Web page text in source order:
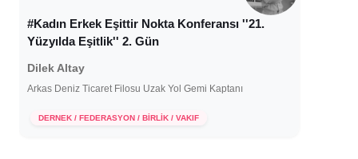
#Kadın Erkek Eşittir Nokta Konferansı ''21.
Yüzyılda Eşitlik'' 2. Gün
Dilek Altay
Arkas Deniz Ticaret Filosu Uzak Yol Gemi Kaptanı
DERNEK / FEDERASYON / BİRLİK / VAKIF